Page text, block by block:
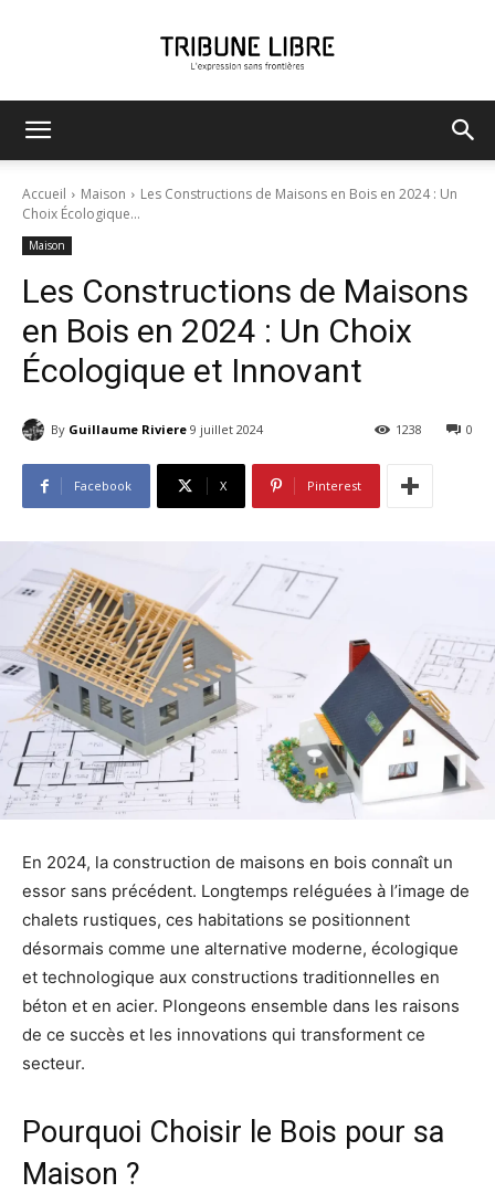
Accueil Maison
Les Constructions de Maisons en Bois en 2024 : Un
Choix Écologique...
Maison
Les Constructions de Maisons
en Bois en 2024 : Un Choix
Écologique et Innovant
By Guillaume Riviere 9 juillet 2024 0
1238
Facebook X Pinterest
En 2024, la construction de maisons en bois connaît un
essor sans précédent. Longtemps reléguées à l’image de
chalets rustiques, ces habitations se positionnent
désormais comme une alternative moderne, écologique
et technologique aux constructions traditionnelles en
béton et en acier. Plongeons ensemble dans les raisons
de ce succès et les innovations qui transforment ce
secteur.
Pourquoi Choisir le Bois pour sa
Maison ?